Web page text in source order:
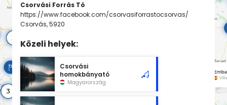
Csorvási Forrás Tó
https://www.facebook.com/csorvasiforrastocsorvas/
Csorvás, 5920
Közeli helyek:
Csorvási
homokbányató
Magyarország